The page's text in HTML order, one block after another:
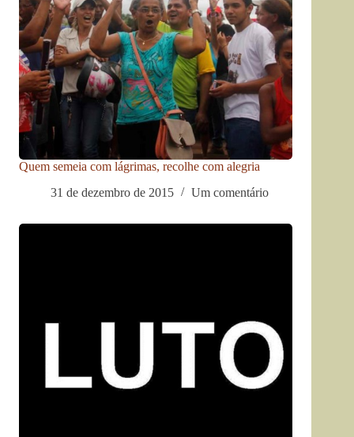
Quem semeia com lágrimas, recolhe com alegria
31 de dezembro de 2015
Um comentário